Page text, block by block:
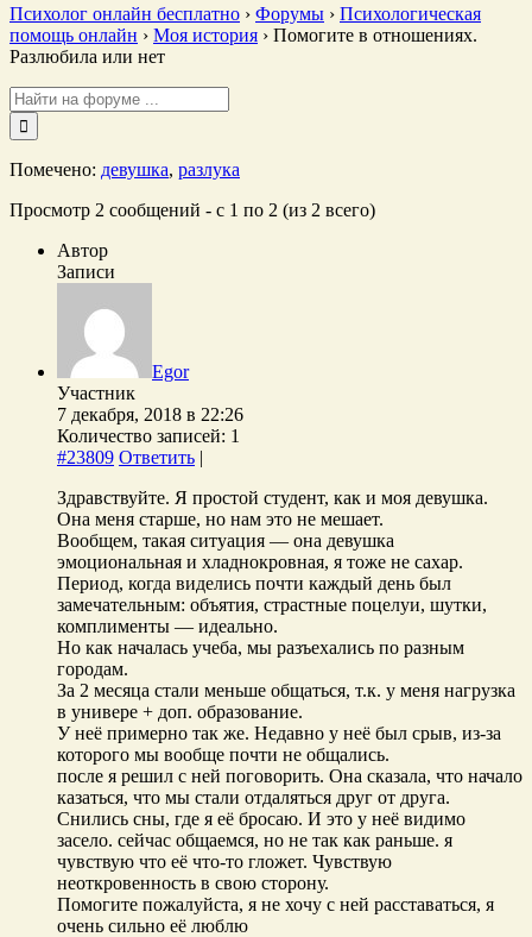
Психолог онлайн бесплатно › Форумы › Психологическая
помощь онлайн › Моя история › Помогите в отношениях.
Разлюбила или нет
Поиск:
Помечено: девушка, разлука
Просмотр 2 сообщений - с 1 по 2 (из 2 всего)
Автор
Записи
Egor
Участник
7 декабря, 2018 в 22:26
Количество записей: 1
#23809 Ответить |
Здравствуйте. Я простой студент, как и моя девушка.
Она меня старше, но нам это не мешает.
Вообщем, такая ситуация — она девушка
эмоциональная и хладнокровная, я тоже не сахар.
Период, когда виделись почти каждый день был
замечательным: объятия, страстные поцелуи, шутки,
комплименты — идеально.
Но как началась учеба, мы разъехались по разным
городам.
За 2 месяца стали меньше общаться, т.к. у меня нагрузка
в универе + доп. образование.
У неё примерно так же. Недавно у неё был срыв, из-за
которого мы вообще почти не общались.
после я решил с ней поговорить. Она сказала, что начало
казаться, что мы стали отдаляться друг от друга.
Снились сны, где я её бросаю. И это у неё видимо
засело. сейчас общаемся, но не так как раньше. я
чувствую что её что-то гложет. Чувствую
неоткровенность в свою сторону.
Помогите пожалуйста, я не хочу с ней расставаться, я
очень сильно её люблю